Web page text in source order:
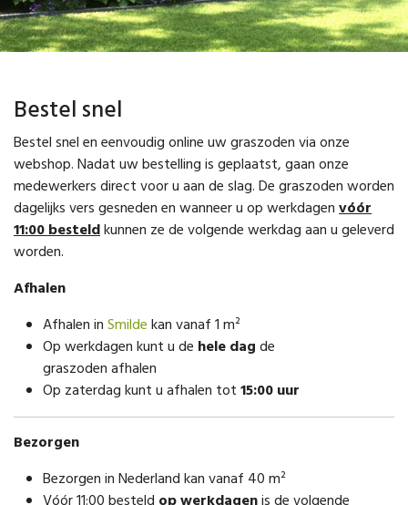
Bestel snel
Bestel snel en eenvoudig online uw graszoden via onze
webshop. Nadat uw bestelling is geplaatst, gaan onze
medewerkers direct voor u aan de slag. De graszoden worden
dagelijks vers gesneden en wanneer u op werkdagenvóór
11:00 besteldkunnen ze de volgende werkdag aan u geleverd
worden.
Afhalen
Afhalen inSmildekan vanaf 1 m²
Op werkdagen kunt u de hele dagde
graszoden afhalen
Op zaterdag kunt u afhalen tot15:00 uur
Bezorgen
Bezorgen in Nederland kan vanaf 40 m²